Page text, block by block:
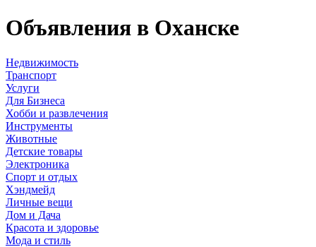
Объявления в Оханске
Недвижимость
Транспорт
Услуги
Для Бизнеса
Хобби и развлечения
Инструменты
Животные
Детские товары
Электроника
Спорт и отдых
Хэндмейд
Личные вещи
Дом и Дача
Красота и здоровье
Мода и стиль